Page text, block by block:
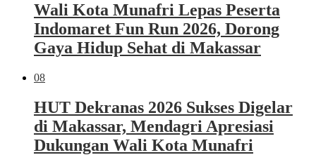
Wali Kota Munafri Lepas Peserta
Indomaret Fun Run 2026, Dorong
Gaya Hidup Sehat di Makassar
08
HUT Dekranas 2026 Sukses Digelar
di Makassar, Mendagri Apresiasi
Dukungan Wali Kota Munafri